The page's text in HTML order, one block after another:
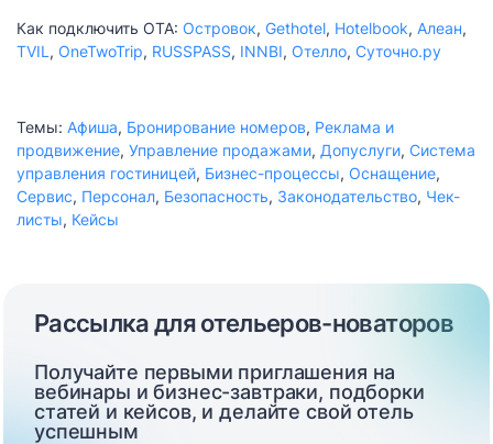
Как подключить ОТА: Островок, Gethotel, Hotelbook, Алеан,
TVIL , OneTwoTrip, RUSSPASS, INNBI, Отелло, Суточно.ру
Темы: Афиша, Бронирование номеров, Реклама и
продвижение, Управление продажами, Допуслуги, Система
управления гостиницей, Бизнес-процессы, Оснащение,
Сервис, Персонал, Безопасность, Законодательство, Чек-
листы, Кейсы
Рассылка для отельеров-новаторов
Получайте первыми приглашения на
вебинары и бизнес-завтраки, подборки
статей и кейсов, и делайте свой отель
успешным